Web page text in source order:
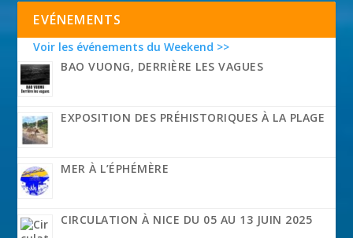
EVÉNEMENTS
Voir les événements du Weekend >>
BAO VUONG, DERRIÈRE LES VAGUES
EXPOSITION DES PRÉHISTORIQUES À LA PLAGE
MER À L’ÉPHÉMÈRE
CIRCULATION À NICE DU 05 AU 13 JUIN 2025